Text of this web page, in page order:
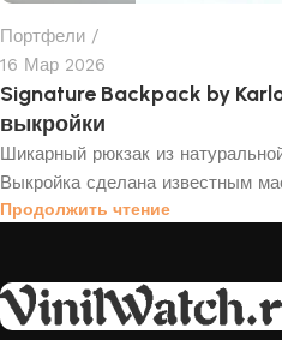
Портфели
16 Мар 2026
Signature Backpack by
выкройки
Шикарный рюкзак из
Выкройка сделана известным
Продолжить чтение